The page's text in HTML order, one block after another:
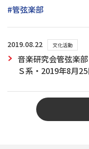
#管弦楽部
2019.08.22 文化活動
音楽研究会管弦楽
Ｓ系・2019年8月